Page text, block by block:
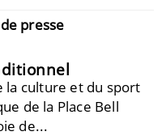
presse
la culture et du sport
de la Place Bell
de...